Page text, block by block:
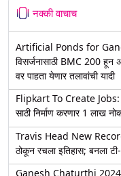
नक्की वाचाच
Artificial Ponds for
विसर्जनासाठी BMC 200
वर पाहता येणार तलावांची यादी
Flipkart To Create Jobs:
साठी निर्माण करणार 1 लाख
Travis Head New
ठोकून रचला इतिहास; बनला
Ganesh Chaturthi 2024